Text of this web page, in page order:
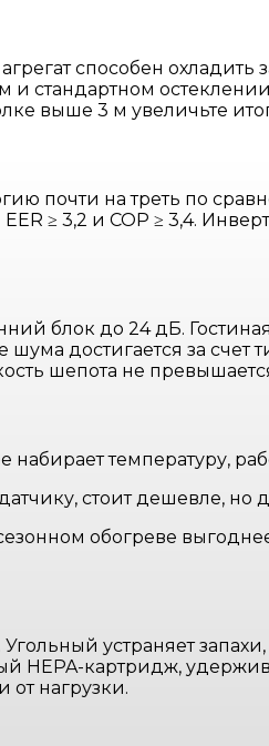
способен
и стандартном
выше 3 м увеличьте
почти на треть по
≥ 3,2 и COP ≥ 3,4.
блок до 24 дБ.
достигается за счет
шепота не
набирает температуру,
стоит дешевле, но
обогреве
устраняет
HEPA-картридж,
от нагрузки.